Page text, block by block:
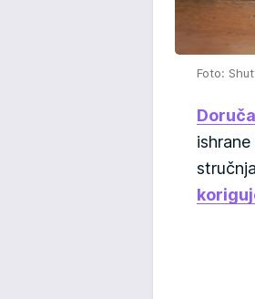
Foto: